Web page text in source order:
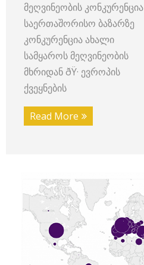
მეღვინეობის კონკურენცია
საერთაშორისო ბაზარზე
კონკურენცია ახალი
სამყაროს მეღვინეობის
მხრიდან ðŸ· ევროპის
ქვეყნების
Read More